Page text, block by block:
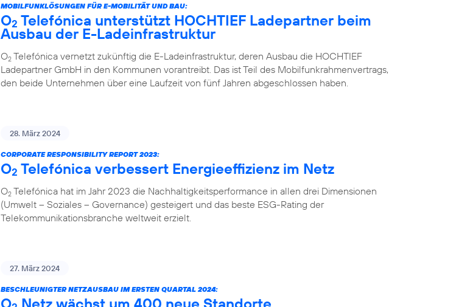
MOBILFUNKLÖSUNGEN FÜR E-MOBILITÄT UND BAU:
O2 Telefónica unterstützt HOCHTIEF Ladepartner beim
Ausbau der E-Ladeinfrastruktur
O2 Telefónica vernetzt zukünftig die E-Ladeinfrastruktur, deren Ausbau die HOCHTIEF
Ladepartner GmbH in den Kommunen vorantreibt. Das ist Teil des Mobilfunkrahmenvertrags,
den beide Unternehmen über eine Laufzeit von fünf Jahren abgeschlossen haben.
28. März 2024
CORPORATE RESPONSIBILITY REPORT 2023:
O2 Telefónica verbessert Energieeffizienz im Netz
O2 Telefónica hat im Jahr 2023 die Nachhaltigkeitsperformance in allen drei Dimensionen
(Umwelt – Soziales – Governance) gesteigert und das beste ESG-Rating der
Telekommunikationsbranche weltweit erzielt.
27. März 2024
BESCHLEUNIGTER NETZAUSBAU IM ERSTEN QUARTAL 2024:
O Netz wächst um 400 neue Standorte